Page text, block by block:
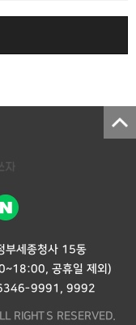
부세종청사 15동
공휴일 제외)
9991 , 9992
RIGHTS RESERVED.